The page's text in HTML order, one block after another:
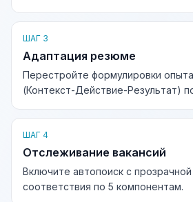
ШАГ 3
Адаптация резюме
Перестройте формулировки
(Контекст-Действие-Результат)
ШАГ 4
Отслеживание вакансий
Включите автопоиск с
соответствия по 5 компонентам.